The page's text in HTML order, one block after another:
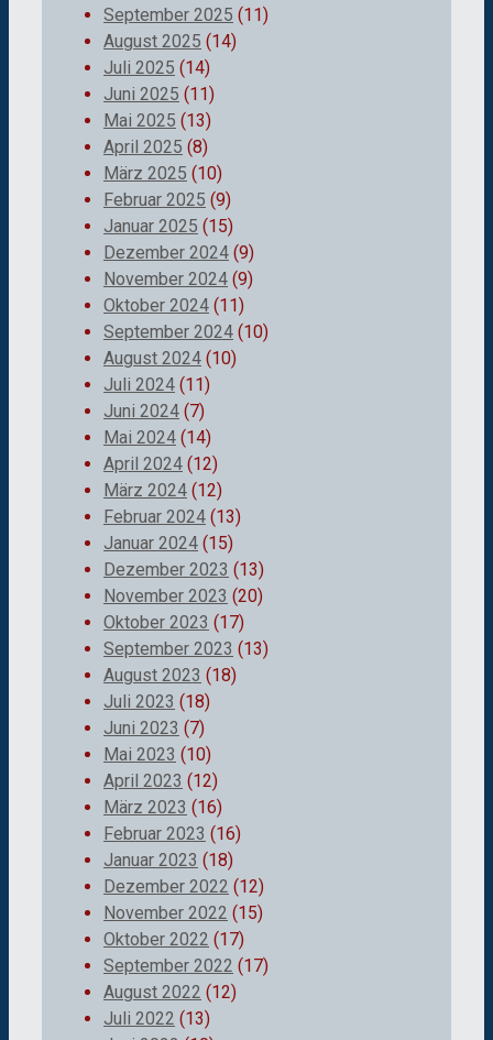
September 2025 (11)
August 2025 (14)
Juli 2025 (14)
Juni 2025 (11)
Mai 2025 (13)
April 2025 (8)
März 2025 (10)
Februar 2025 (9)
Januar 2025 (15)
Dezember 2024 (9)
November 2024 (9)
Oktober 2024 (11)
September 2024 (10)
August 2024 (10)
Juli 2024 (11)
Juni 2024 (7)
Mai 2024 (14)
April 2024 (12)
März 2024 (12)
Februar 2024 (13)
Januar 2024 (15)
Dezember 2023 (13)
November 2023 (20)
Oktober 2023 (17)
September 2023 (13)
August 2023 (18)
Juli 2023 (18)
Juni 2023 (7)
Mai 2023 (10)
April 2023 (12)
März 2023 (16)
Februar 2023 (16)
Januar 2023 (18)
Dezember 2022 (12)
November 2022 (15)
Oktober 2022 (17)
September 2022 (17)
August 2022 (12)
Juli 2022 (13)